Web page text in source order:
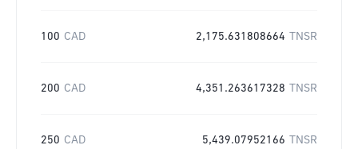
100 CAD 2,175.631808664 TNSR
200 CAD 4,351.263617328 TNSR
250 CAD 5,439.07952166 TNSR